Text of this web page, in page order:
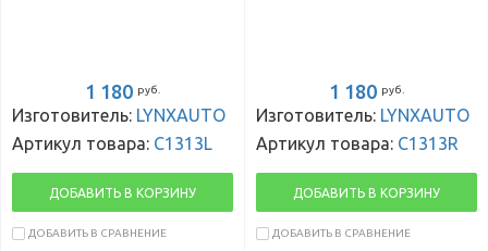
1 180 руб.
Изготовитель: LYNXAUTO
Артикул товара: C1313L
ДОБАВИТЬ В КОРЗИНУ
ДОБАВИТЬ В СРАВНЕНИЕ
1 180 руб.
Изготовитель: LYNXAUTO
Артикул товара: C1313R
ДОБАВИТЬ В КОРЗИНУ
ДОБАВИТЬ В СРАВНЕНИЕ